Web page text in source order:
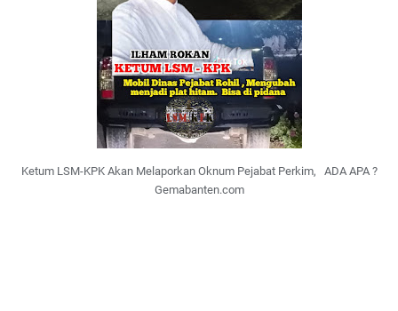
Ketum LSM-KPK Akan Melaporkan Oknum Pejabat Perkim, ADA APA ?
Gemabanten.com